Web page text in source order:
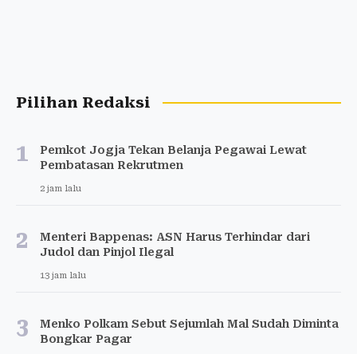
Pilihan Redaksi
1
Pemkot Jogja Tekan Belanja Pegawai Lewat
Pembatasan Rekrutmen
2 jam lalu
2
Menteri Bappenas: ASN Harus Terhindar dari
Judol dan Pinjol Ilegal
13 jam lalu
3
Menko Polkam Sebut Sejumlah Mal Sudah Diminta
Bongkar Pagar